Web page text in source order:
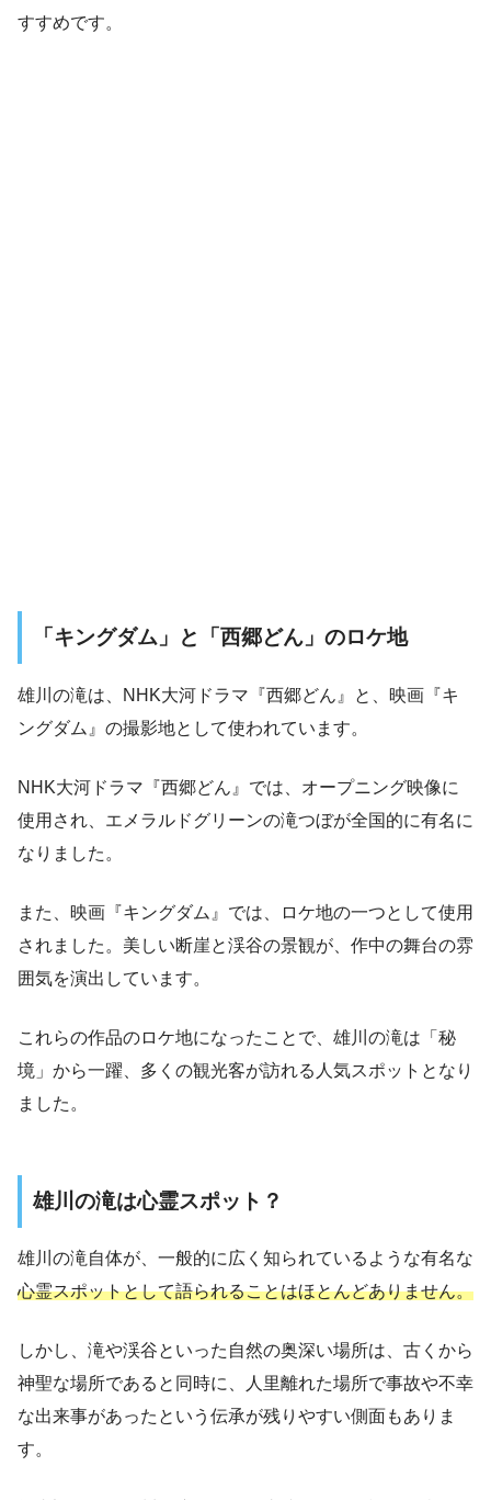
すすめです。
「キングダム」と「西郷どん」のロケ地
雄川の滝は、NHK大河ドラマ『西郷どん』と、映画『キ
ングダム』の撮影地として使われています。
NHK大河ドラマ『西郷どん』では、オープニング映像に
使用され、エメラルドグリーンの滝つぼが全国的に有名に
なりました。
また、映画『キングダム』では、ロケ地の一つとして使用
されました。美しい断崖と渓谷の景観が、作中の舞台の雰
囲気を演出しています。
これらの作品のロケ地になったことで、雄川の滝は「秘
境」から一躍、多くの観光客が訪れる人気スポットとなり
ました。
雄川の滝は心霊スポット？
雄川の滝自体が、一般的に広く知られているような有名な
心霊スポットとして語られることはほとんどありません。
しかし、滝や渓谷といった自然の奥深い場所は、古くから
神聖な場所であると同時に、人里離れた場所で事故や不幸
な出来事があったという伝承が残りやすい側面もありま
す。